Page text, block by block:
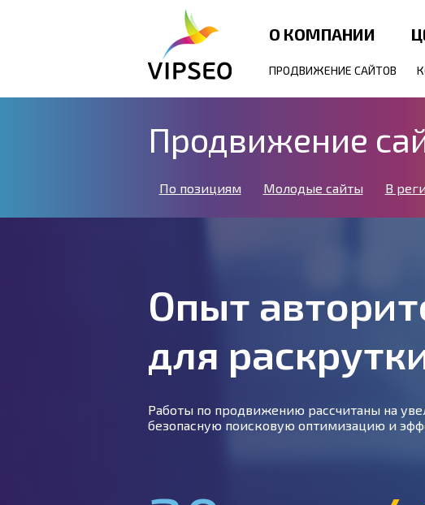
О КОМПАНИИ
ПРОДВИЖЕНИЕ САЙТОВ
Продвижение
По позициям Молодые сайты В
Опыт
для
Работы по продвижению рассчитаны на
безопасную поисковую оптимизацию и